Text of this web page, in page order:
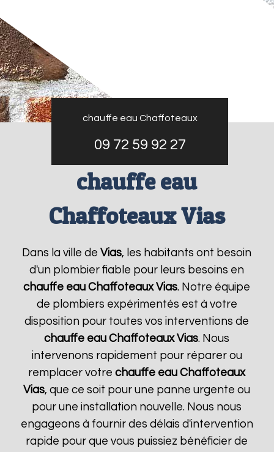
chauffe eau Chaffoteaux
09 72 59 92 27
chauffe eau
Chaffoteaux Vias
Dans la ville deVias, les habitants ont besoin
d'un plombier fiable pour leurs besoins en
chauffe eau Chaffoteaux Vias. Notre équipe
de plombiers expérimentés est à votre
disposition pour toutes vos interventions de
chauffe eau Chaffoteaux Vias. Nous
intervenons rapidement pour réparer ou
remplacer votrechauffe eau Chaffoteaux
Vias, que ce soit pour une panne urgente ou
pour une installation nouvelle. Nous nous
engageons à fournir des délais d'intervention
rapide pour que vous puissiez bénéficier de